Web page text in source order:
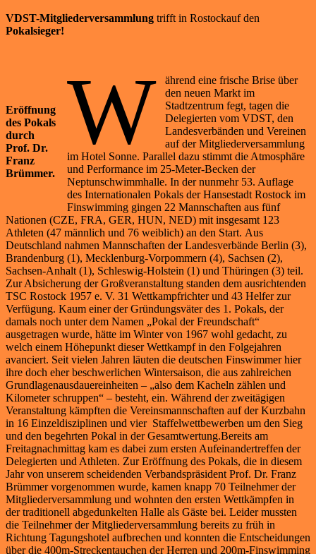
VDST-Mitgliederversammlung trifft in Rostockauf den
Pokalsieger!
Eröffnung
des Pokals
durch
Prof. Dr.
Franz
Brümmer.
W
ährend eine frische Brise über
den neuen Markt im
Stadtzentrum fegt, tagen die
Delegierten vom VDST, den
Landesverbänden und Vereinen
auf der Mitgliederversammlung
im Hotel Sonne. Parallel dazu stimmt die Atmosphäre
und Performance im 25-Meter-Becken der
Neptunschwimmhalle. In der nunmehr 53. Auflage
des Internationalen Pokals der Hansestadt Rostock im
Finswimming gingen 22 Mannschaften aus fünf
Nationen (CZE, FRA, GER, HUN, NED) mit insgesamt 123
Athleten (47 männlich und 76 weiblich) an den Start. Aus
Deutschland nahmen Mannschaften der Landesverbände Berlin (3),
Brandenburg (1), Mecklenburg-Vorpommern (4), Sachsen (2),
Sachsen-Anhalt (1), Schleswig-Holstein (1) und Thüringen (3) teil.
Zur Absicherung der Großveranstaltung standen dem ausrichtenden
TSC Rostock 1957 e. V. 31 Wettkampfrichter und 43 Helfer zur
Verfügung. Kaum einer der Gründungsväter des 1. Pokals, der
damals noch unter dem Namen „Pokal der Freundschaft“
ausgetragen wurde, hätte im Winter von 1967 wohl gedacht, zu
welch einem Höhepunkt dieser Wettkampf in den Folgejahren
avanciert. Seit vielen Jahren läuten die deutschen Finswimmer hier
ihre doch eher beschwerlichen Wintersaison, die aus zahlreichen
Grundlagenausdauereinheiten – „also dem Kacheln zählen und
Kilometer schruppen“ – besteht, ein. Während der zweitägigen
Veranstaltung kämpften die Vereinsmannschaften auf der Kurzbahn
in 16 Einzeldisziplinen und vier Staffelwettbewerben um den Sieg
und den begehrten Pokal in der Gesamtwertung.Bereits am
Freitagnachmittag kam es dabei zum ersten Aufeinandertreffen der
Delegierten und Athleten. Zur Eröffnung des Pokals, die in diesem
Jahr von unserem scheidenden Verbandspräsident Prof. Dr. Franz
Brümmer vorgenommen wurde, kamen knapp 70 Teilnehmer der
Mitgliederversammlung und wohnten den ersten Wettkämpfen in
der traditionell abgedunkelten Halle als Gäste bei. Leider mussten
die Teilnehmer der Mitgliederversammlung bereits zu früh in
Richtung Tagungshotel aufbrechen und konnten die Entscheidungen
über die 400m-Streckentauchen der Herren und 200m-Finswimming